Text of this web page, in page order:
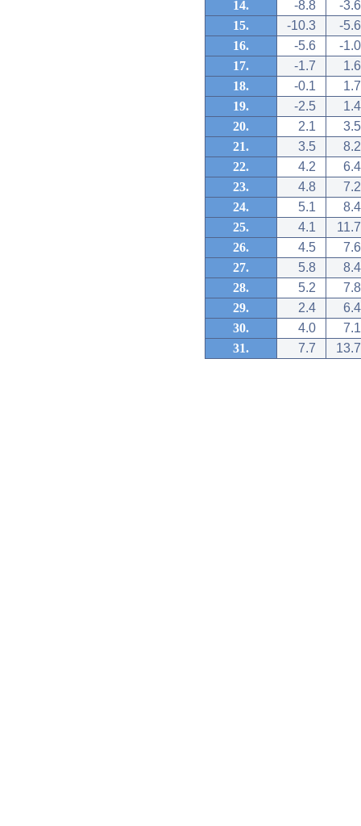
14.
-8.8
-3.6
15.
-10.3
-5.6
16.
-5.6
-1.0
17.
-1.7
1.6
18.
-0.1
1.7
19.
-2.5
1.4
20.
2.1
3.5
21.
3.5
8.2
22.
4.2
6.4
23.
4.8
7.2
24.
5.1
8.4
25.
4.1
11.7
26.
4.5
7.6
27.
5.8
8.4
28.
5.2
7.8
29.
2.4
6.4
30.
4.0
7.1
31.
7.7 13.7